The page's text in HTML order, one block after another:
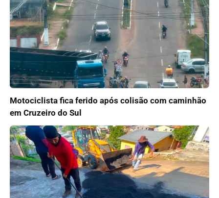
Motociclista fica ferido após colisão com caminhão
em Cruzeiro do Sul